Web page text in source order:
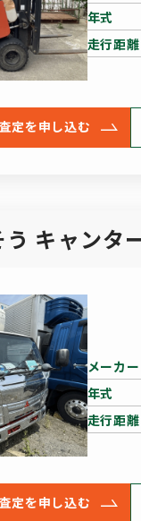
年式
走行距離
定を申し込む
キャンタ
メーカー
年式
走行距離
定を申し込む